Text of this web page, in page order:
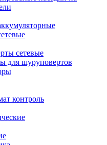
сетевые
для шуруповертов
контроль